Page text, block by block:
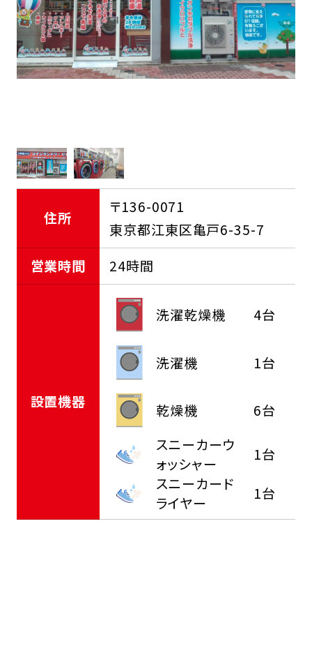
FCオーナー募集中
住所
〒136-0071
東京都江東区亀戸6-35-7
営業時間
24時間
設置機器
洗濯乾燥機 4台
洗濯機 1台
乾燥機
6台
スニーカーウ
ォッシャー
1台
スニーカード
ライヤー
1台